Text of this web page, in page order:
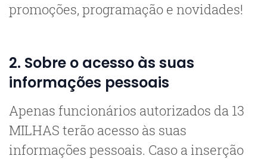
promoções, programação e novidades!
2. Sobre o acesso às suas
informações pessoais
Apenas funcionários autorizados da 13
MILHAS terão acesso às suas
informações pessoais. Caso a inserção